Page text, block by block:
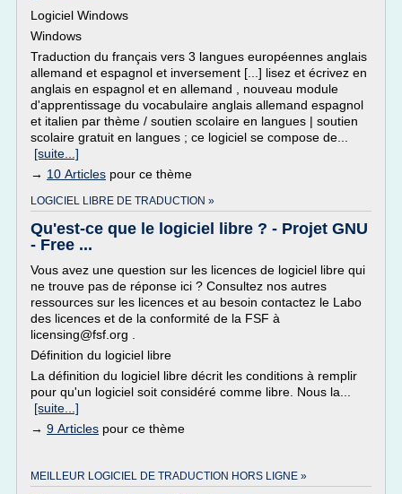
Logiciel Windows
Windows
Traduction du français vers 3 langues européennes anglais
allemand et espagnol et inversement [...] lisez et écrivez en
anglais en espagnol et en allemand , nouveau module
d'apprentissage du vocabulaire anglais allemand espagnol
et italien par thème / soutien scolaire en langues | soutien
scolaire gratuit en langues ; ce logiciel se compose de...
[suite...]
→ 10 Articles pour ce thème
LOGICIEL LIBRE DE TRADUCTION »
Qu'est-ce que le logiciel libre ? - Projet GNU
- Free ...
Vous avez une question sur les licences de logiciel libre qui
ne trouve pas de réponse ici ? Consultez nos autres
ressources sur les licences et au besoin contactez le Labo
des licences et de la conformité de la FSF à
licensing@fsf.org .
Définition du logiciel libre
La définition du logiciel libre décrit les conditions à remplir
pour qu'un logiciel soit considéré comme libre. Nous la...
[suite...]
→ 9 Articles pour ce thème
MEILLEUR LOGICIEL DE TRADUCTION HORS LIGNE »